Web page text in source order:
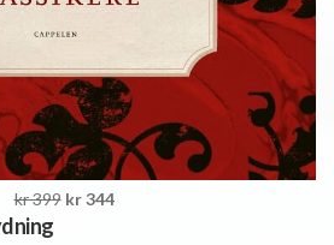
kr 399 kr 344